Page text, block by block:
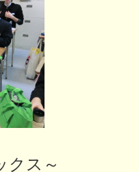
クス～